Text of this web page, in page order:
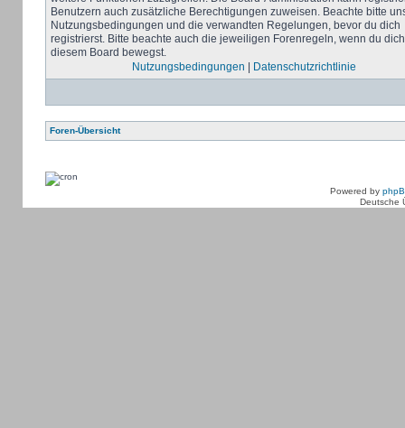
Benutzern auch zusätzliche Berechtigungen zuweisen. Beachte bitte
Nutzungsbedingungen und die verwandten Regelungen, bevor du dich
registrierst. Bitte beachte auch die jeweiligen Forenregeln, wenn du
diesem Board bewegst.
Nutzungsbedingungen
Datenschutzrichtlinie
Foren-Übersicht
Powered by
Deutsche